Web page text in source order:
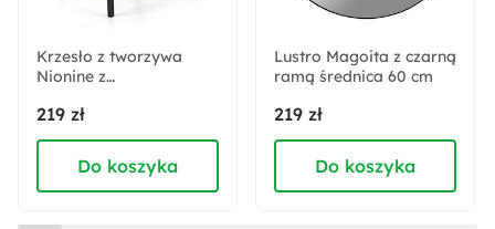
Wysokość nóżek:
32 cm
Liczba sztuk w zestawie:
1
Krzesło z tworzywa
Nionine z
219 zł
Do koszyka
Lustro Magoita z czarną
ramą średnica 60 cm
219 zł
Do koszyka